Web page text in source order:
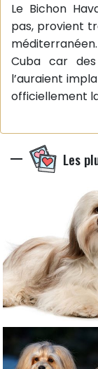
Le Bichon
pas, provient
Cuba car
l’auraient
officiellement
Les